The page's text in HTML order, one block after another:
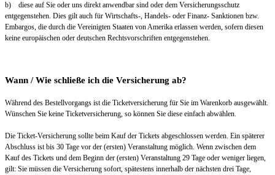
b) diese auf Sie oder uns direkt anwendbar sind oder dem Versicherungsschutz
entgegenstehen. Dies gilt auch für Wirtschafts-, Handels- oder Finanz- Sanktionen bzw.
Embargos, die durch die Vereinigten Staaten von Amerika erlassen werden, sofern diesen
keine europäischen oder deutschen Rechtsvorschriften entgegenstehen.
Wann / Wie schließe ich die Versicherung ab?
Während des Bestellvorgangs ist die Ticketversicherung für Sie im Warenkorb ausgewählt.
Wünschen Sie keine Ticketversicherung, so können Sie diese einfach abwählen.
Die Ticket-Versicherung sollte beim Kauf der Tickets abgeschlossen werden. Ein späterer
Abschluss ist bis 30 Tage vor der (ersten) Veranstaltung möglich. Wenn zwischen dem
Kauf des Tickets und dem Beginn der (ersten) Veranstaltung 29 Tage oder weniger liegen,
gilt: Sie müssen die Versicherung sofort, spätestens innerhalb der nächsten drei Tage,